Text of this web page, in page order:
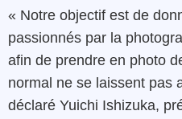
« Notre objectif est de
passionnés par la
afin de prendre en photo
normal ne se laissent pas
déclaré Yuichi Ishizuka,